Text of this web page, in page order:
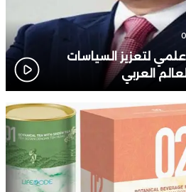
لتعزيز السياسات
العربي